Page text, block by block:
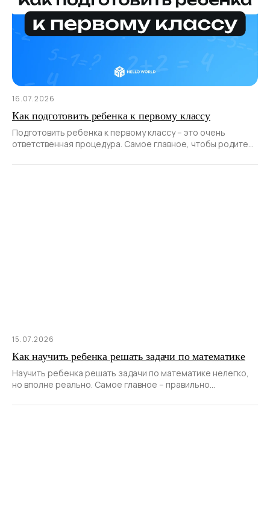
16.07.2026
Как подготовить ребенка к первому классу
Подготовить ребенка к первому классу – это очень
ответственная процедура. Самое главное, чтобы родители
систематическому обучению. И сделать это осторожно,
15.07.2026
Как научить ребенка решать задачи по математике
Научить ребенка решать задачи по математике нелегко,
но вполне реально. Самое главное – правильно
механически выполнять все необходимые вычисления,